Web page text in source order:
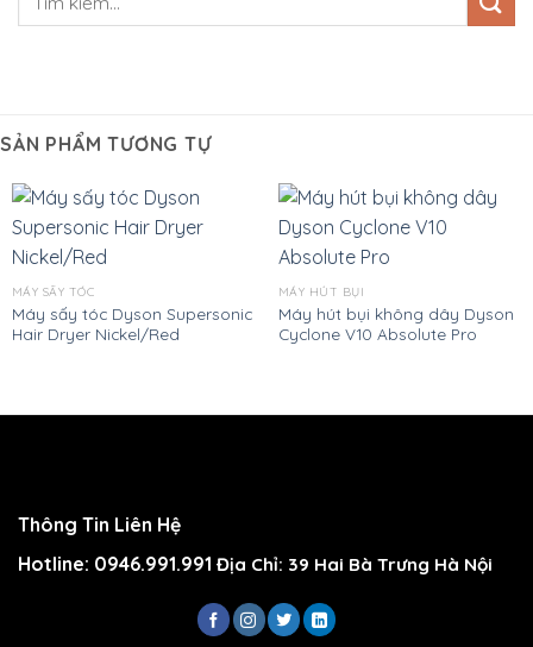
SẢN PHẨM TƯƠNG TỰ
MÁY SẤY TÓC
Máy sấy tóc Dyson Supersonic
Hair Dryer Nickel/Red
MÁY HÚT BỤI
Máy hút bụi không dây Dyson
Cyclone V10 Absolute Pro
Thông Tin Liên Hệ
Hotline: 0946.991.991 Địa Chỉ: 39 Hai Bà Trưng Hà Nội